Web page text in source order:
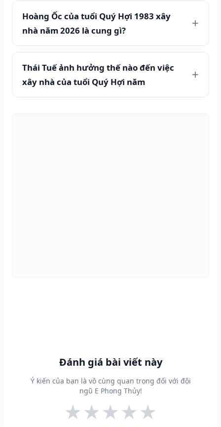
Hoàng Ốc của tuổi Quý Hợi 1983 xây
nhà năm 2026 là cung gì?
Thái Tuế ảnh hưởng thế nào đến việc
xây nhà của tuổi Quý Hợi năm
Đánh giá bài viết này
Ý kiến của bạn là vô cùng quan trọng đối với đội
ngũ E Phong Thủy!
★★★★★